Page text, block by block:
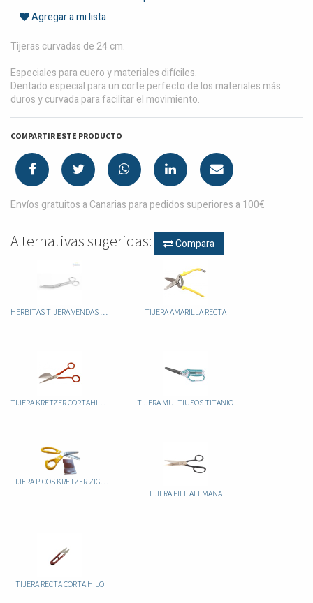
Agregar a mi lista
Tijeras curvadas de 24 cm.
Especiales para cuero y materiales difíciles.
Dentado especial para un corte perfecto de los materiales más
duros y curvada para facilitar el movimiento.
COMPARTIR ESTE PRODUCTO
Envíos gratuitos a Canarias para pedidos superiores a 100€
Alternativas sugeridas: Compara
TIJERA AMARILLA RECTA
TIJERA MULTIUSOS TITANIO
TIJERA PICOS KRETZER ZIG ZAP
TIJERA PIEL ALEMANA
TIJERA RECTA CORTA HILO